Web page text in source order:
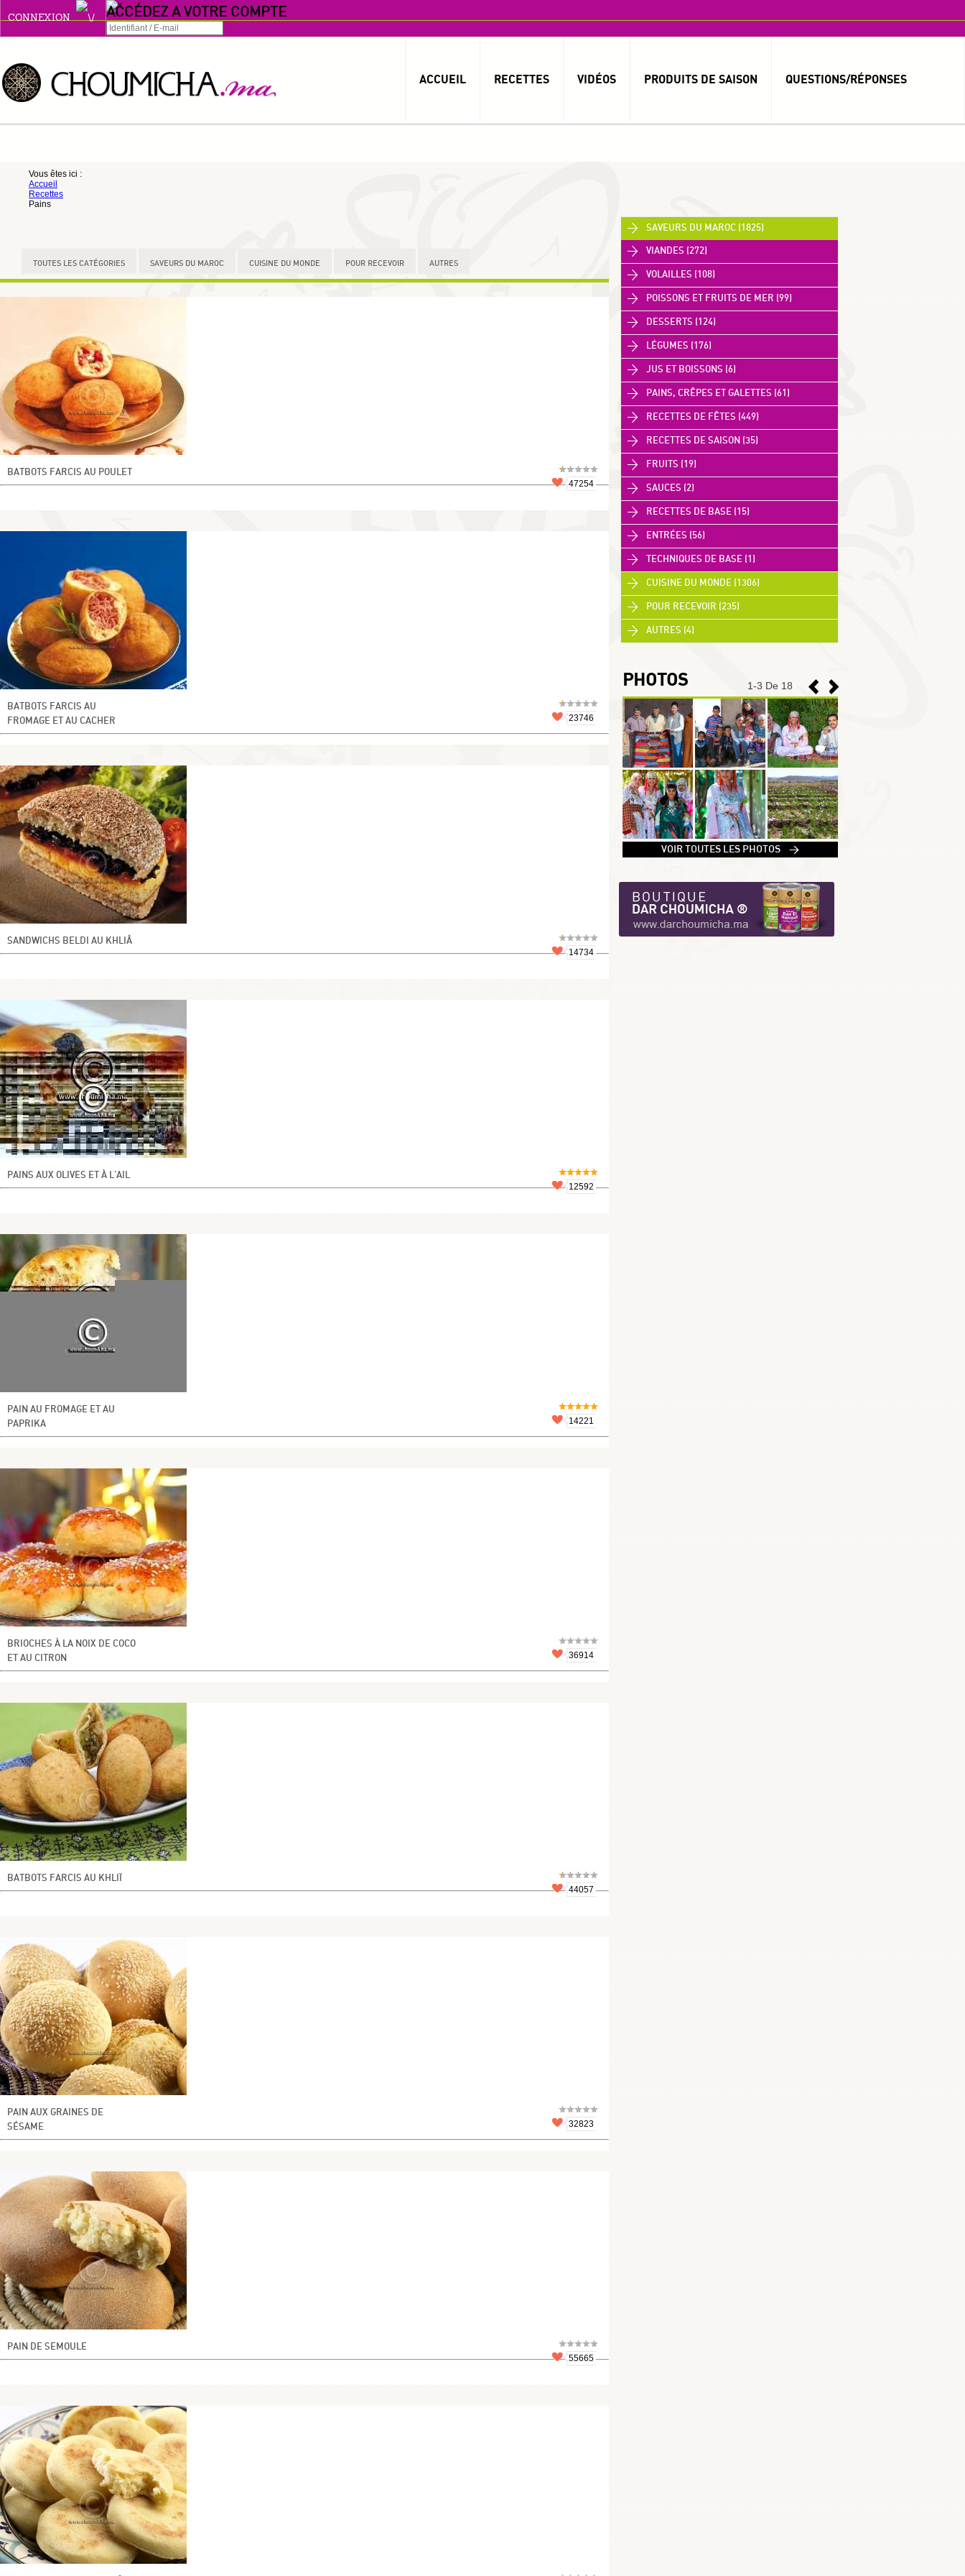
CONNEXION ACCÉDEZ A VOTRE COMPTE
Se souvenir de moi
MOT DE PASSE OUBLIÉ ?
S'INSCRIRE
ACCUEIL RECETTES VIDÉOS PRODUITS DE SAISON QUESTIONS/RÉPONSES
Vous êtes ici :
Accueil
Recettes
Pains
TOUTES LES CATÉGORIES SAVEURS DU MAROC CUISINE DU MONDE POUR RECEVOIR AUTRES
BATBOTS FARCIS AU POULET
47254
BATBOTS FARCIS AU
FROMAGE ET AU CACHER
23746
SANDWICHS BELDI AU KHLIÂ
14734
PAINS AUX OLIVES ET À L'AIL
12592
PAIN AU FROMAGE ET AU
PAPRIKA
14221
BRIOCHES À LA NOIX DE COCO
ET AU CITRON
36914
BATBOTS FARCIS AU KHLIÏ
44057
PAIN AUX GRAINES DE
SÉSAME
32823
PAIN DE SEMOULE
55665
SAVEURS DU MAROC (1825)
VIANDES (272)
VOLAILLES (108)
POISSONS ET FRUITS DE MER (99)
DESSERTS (124)
LÉGUMES (176)
JUS ET BOISSONS (6)
PAINS, CRÊPES ET GALETTES (61)
RECETTES DE FÊTES (449)
RECETTES DE SAISON (35)
FRUITS (19)
SAUCES (2)
RECETTES DE BASE (15)
ENTRÉES (56)
TECHNIQUES DE BASE (1)
CUISINE DU MONDE (1306)
POUR RECEVOIR (235)
AUTRES (4)
1-3 De 18
PHOTOS
1 VOIR TOUTES LES PHOTOS >